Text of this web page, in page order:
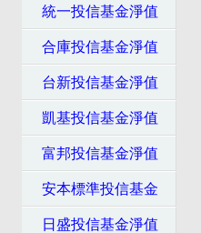
統一投信基金淨值
合庫投信基金淨值
台新投信基金淨值
凱基投信基金淨值
富邦投信基金淨值
安本標準投信基金
日盛投信基金淨值